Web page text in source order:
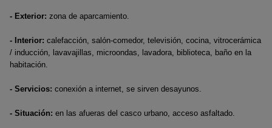
- Exterior: zona de aparcamiento.
- Interior: calefacción, salón-comedor, televisión, cocina, vitrocerámica
/ inducción, lavavajillas, microondas, lavadora, biblioteca, baño en la
habitación.
- Servicios: conexión a internet, se sirven desayunos.
- Situación: en las afueras del casco urbano, acceso asfaltado.